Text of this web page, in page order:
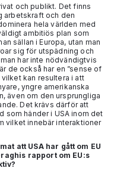
och publikt. Det finns
arbetskraft och den
hela världen med
ambitiös plan som
sällan i Europa, utan man
sig för utspädning och
har inte nödvändigtvis
de också har en ”sense of
kan resultera i att
yngre amerikanska
även om den ursprungliga
Det krävs därför att
som händer i USA inom det
vilket innebär interaktioner
att USA har gått om EU
rapport om EU:s